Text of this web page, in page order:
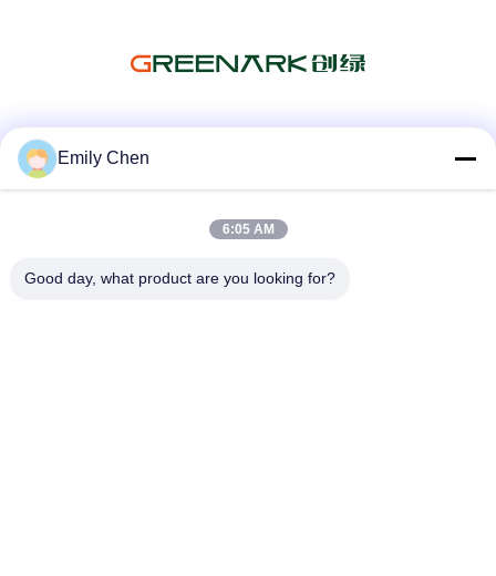
Emily Chen
6:05 AM
Good day, what product are you looking for?